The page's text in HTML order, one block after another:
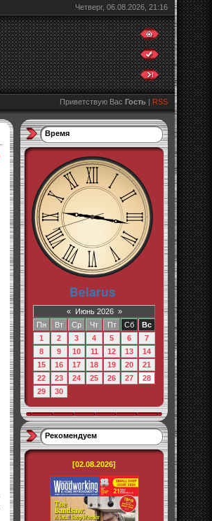
Четверг, 06.08.2026, 21:16
Приветствую Вас Гость | RSS
Время
« Июнь 2026 »
Пн
Вт Ср Чт Пт Сб
Вс
1
2 3 4 5 6
7
8
9 10 11 12 13
14
15
16 17 18 19 20
21
22
23 24 25 26 27
28
29
30
Рекомендуем
[02.08.2026]